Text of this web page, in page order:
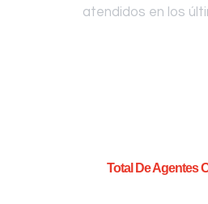
atendidos en los
Total De Agentes